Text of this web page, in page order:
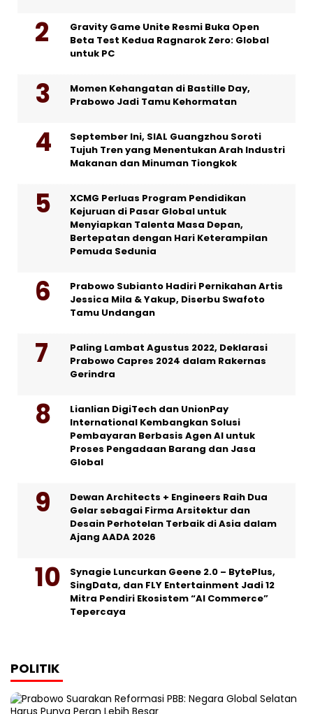
Gravity Game Unite Resmi Buka Open
Beta Test Kedua Ragnarok Zero: Global
untuk PC
Momen Kehangatan di Bastille Day,
Prabowo Jadi Tamu Kehormatan
September Ini, SIAL Guangzhou Soroti
Tujuh Tren yang Menentukan Arah Industri
Makanan dan Minuman Tiongkok
XCMG Perluas Program Pendidikan
Kejuruan di Pasar Global untuk
Menyiapkan Talenta Masa Depan,
Bertepatan dengan Hari Keterampilan
Pemuda Sedunia
Prabowo Subianto Hadiri Pernikahan Artis
Jessica Mila & Yakup, Diserbu Swafoto
Tamu Undangan
Paling Lambat Agustus 2022, Deklarasi
Prabowo Capres 2024 dalam Rakernas
Gerindra
Lianlian DigiTech dan UnionPay
International Kembangkan Solusi
Pembayaran Berbasis Agen AI untuk
Proses Pengadaan Barang dan Jasa
Global
Dewan Architects + Engineers Raih Dua
Gelar sebagai Firma Arsitektur dan
Desain Perhotelan Terbaik di Asia dalam
Ajang AADA 2026
Synagie Luncurkan Geene 2.0 – BytePlus,
SingData, dan FLY Entertainment Jadi 12
Mitra Pendiri Ekosistem “AI Commerce”
Tepercaya
POLITIK